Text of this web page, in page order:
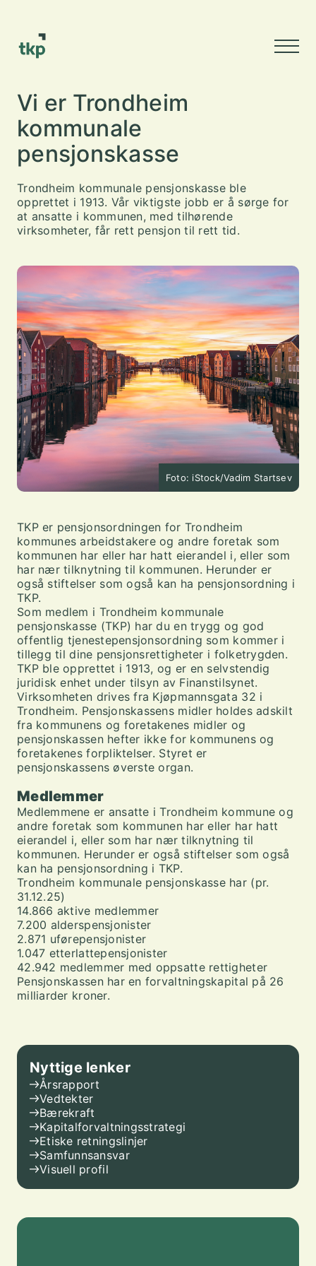
Vi er Trondheim
kommunale
pensjonskasse
Trondheim kommunale pensjonskasse ble
opprettet i 1913. Vår viktigste jobb er å sørge for
at ansatte i kommunen, med tilhørende
virksomheter, får rett pensjon til rett tid.
Foto: iStock/Vadim Startsev
TKP er pensjonsordningen for Trondheim
kommunes arbeidstakere og andre foretak som
kommunen har eller har hatt eierandel i, eller som
har nær tilknytning til kommunen. Herunder er
også stiftelser som også kan ha pensjonsordning i
TKP.
Som medlem i Trondheim kommunale
pensjonskasse (TKP) har du en trygg og god
offentlig tjenestepensjonsordning som kommer i
tillegg til dine pensjonsrettigheter i folketrygden.
TKP ble opprettet i 1913, og er en selvstendig
juridisk enhet under tilsyn av Finanstilsynet.
Virksomheten drives fra Kjøpmannsgata 32 i
Trondheim. Pensjonskassens midler holdes adskilt
fra kommunens og foretakenes midler og
pensjonskassen hefter ikke for kommunens og
foretakenes forpliktelser. Styret er
pensjonskassens øverste organ.
Medlemmer
Medlemmene er ansatte i Trondheim kommune og
andre foretak som kommunen har eller har hatt
eierandel i, eller som har nær tilknytning til
kommunen. Herunder er også stiftelser som også
kan ha pensjonsordning i TKP.
Trondheim kommunale pensjonskasse har (pr.
31.12.25)
14.866 aktive medlemmer
7.200 alderspensjonister
2.871 uførepensjonister
1.047 etterlattepensjonister
42.942 medlemmer med oppsatte rettigheter
Pensjonskassen har en forvaltningskapital på 26
milliarder kroner.
Nyttige lenker
Årsrapport
Vedtekter
Bærekraft
Kapitalforvaltningsstrategi
Etiske retningslinjer
Samfunnsansvar
Visuell profil